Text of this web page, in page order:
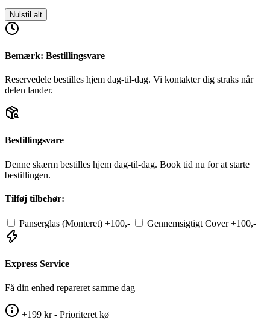
Nulstil alt
Bemærk: Bestillingsvare
Reservedele bestilles hjem dag-til-dag. Vi kontakter dig straks når
delen lander.
Bestillingsvare
Denne skærm bestilles hjem dag-til-dag. Book tid nu for at starte
bestillingen.
Tilføj tilbehør:
Panserglas (Monteret) +100,- Gennemsigtigt Cover +100,-
Express Service
Få din enhed repareret samme dag
+199 kr - Prioriteret kø